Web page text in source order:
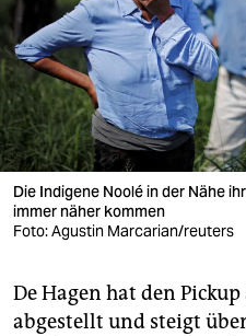
Die Indigene Noolé in der Nähe
immer näher kommen
Foto: Agustin Marcarian/reuters
De Hagen hat den
abgestellt und steigt